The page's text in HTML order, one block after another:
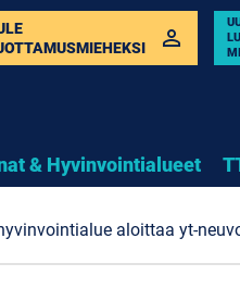
& Hyvinvointialueet
perm_identity
aloittaa yt-